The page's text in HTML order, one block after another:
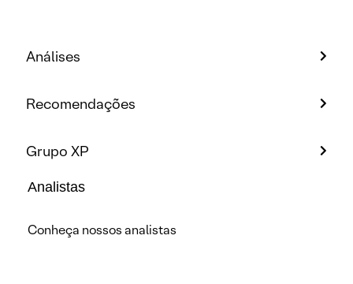
Análises
Recomendações
Grupo XP
Analistas
Conheça nossos analistas